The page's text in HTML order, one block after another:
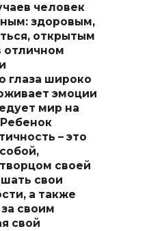
человек
здоровым,
открытым
отличном
глаза широко
эмоции
мир на
– это
своей
свои
а также
своим
свой